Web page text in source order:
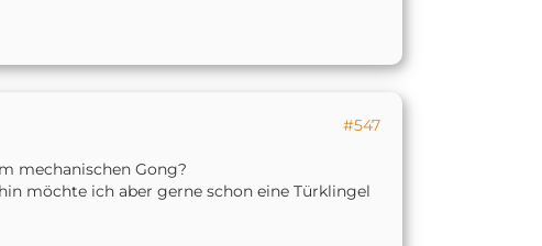
#547
mechanischen Gong?
möchte ich aber gerne schon eine Türklingel